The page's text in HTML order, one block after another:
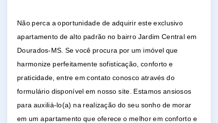
Não perca a oportunidade de adquirir este exclusivo
apartamento de alto padrão no bairro Jardim Central em
Dourados-MS. Se você procura por um imóvel que
harmonize perfeitamente sofisticação, conforto e
praticidade, entre em contato conosco através do
formulário disponível em nosso site. Estamos ansiosos
para auxiliá-lo(a) na realização do seu sonho de morar
em um apartamento que oferece o melhor em conforto e